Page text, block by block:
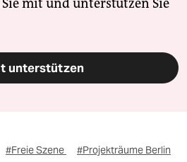
mit und unterstützen Sie
unterstützen
#Freie Szene
#Projekträume Berlin